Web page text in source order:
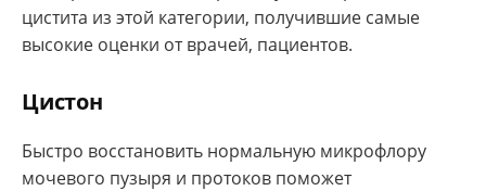
цистита из этой категории, получившие самые
высокие оценки от врачей, пациентов.
Цистон
Быстро восстановить нормальную микрофлору
мочевого пузыря и протоков поможет